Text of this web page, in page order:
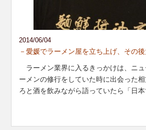
2014/06/04
－愛媛でラーメン屋を立ち上げ、その
ラーメン業界に入るきっかけは、ニュ
ーメンの修行をしていた時に出会った
ろと酒を飲みながら語っていたら「日